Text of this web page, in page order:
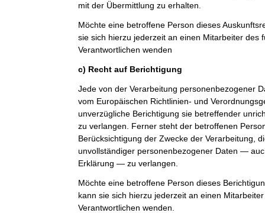
mit der Übermittlung zu erhalten.
Möchte eine betroffene Person dieses
sie sich hierzu jederzeit an einen Mitarbeiter des
Verantwortlichen wenden
c) Recht auf Berichtigung
Jede von der Verarbeitung personenbezogener
vom Europäischen Richtlinien- und
unverzügliche Berichtigung sie betreffender
zu verlangen. Ferner steht der betroffenen
Berücksichtigung der Zwecke der Verarbeitung,
unvollständiger personenbezogener Daten —
Erklärung — zu verlangen.
Möchte eine betroffene Person dieses
kann sie sich hierzu jederzeit an einen
Verantwortlichen wenden.